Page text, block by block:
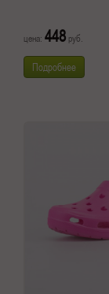
цена: 448 руб.
Подробнее